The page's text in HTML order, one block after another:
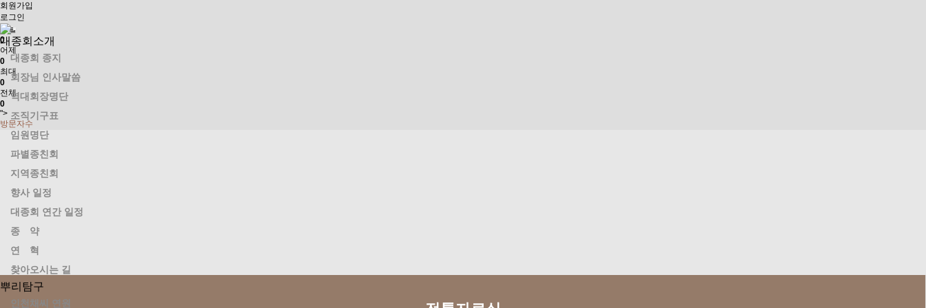
회원가입
로그인
오늘
0
어제
0
최대
0
전체
0
">
방문자수
대종회소개
대종회 종지
회장님 인사말씀
역대회장명단
조직기구표
임원명단
파별종친회
지역종친회
향사 일정
대종회 연간 일정
종 약
연 혁
찾아오시는 길
뿌리탐구
인천채씨 연원